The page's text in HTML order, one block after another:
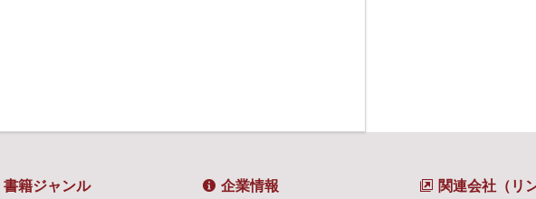
書籍ジャンル 企業情報 関連会社（リ